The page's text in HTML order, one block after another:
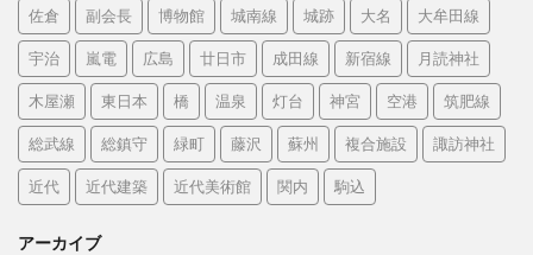
佐倉 副会長 博物館 城南線 城跡 大名 大牟田線
宇治 嵐電 広島 廿日市 成田線 新宿線 月読神社
木屋瀬 東日本 橋 温泉 灯台 神宮 空港 筑肥線
総武線 総鎮守 緑町 藤沢 蘇州 複合施設 諏訪神社
近代 近代建築 近代美術館 関内 駒込
アーカイブ